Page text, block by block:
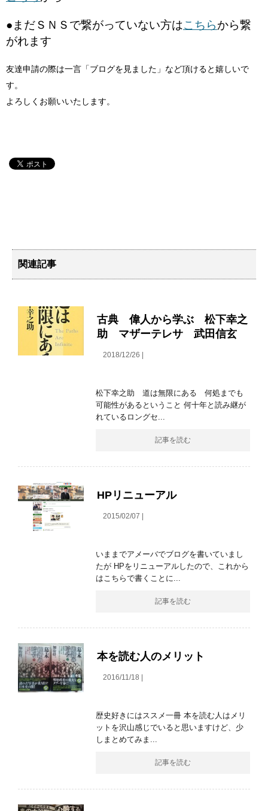
●まだＳＮＳで繋がっていない方はこちらから繋
がれます
友達申請の際は一言「ブログを見ました」など頂けると嬉しいで
す。
よろしくお願いいたします。
関連記事
古典 偉人から学ぶ 松下幸之
助 マザーテレサ 武田信玄
2018/12/26 |
松下幸之助 道は無限にある 何処までも
可能性があるということ 何十年と読み継が
れているロングセ...
記事を読む
HPリニューアル
2015/02/07 |
いままでアメーバでブログを書いていまし
たが HPをリニューアルしたので、これから
はこちらで書くことに...
記事を読む
本を読む人のメリット
2016/11/18 |
歴史好きにはススメ一冊 本を読む人はメリ
ットを沢山感じでいると思いますけど、少
しまとめてみま...
記事を読む